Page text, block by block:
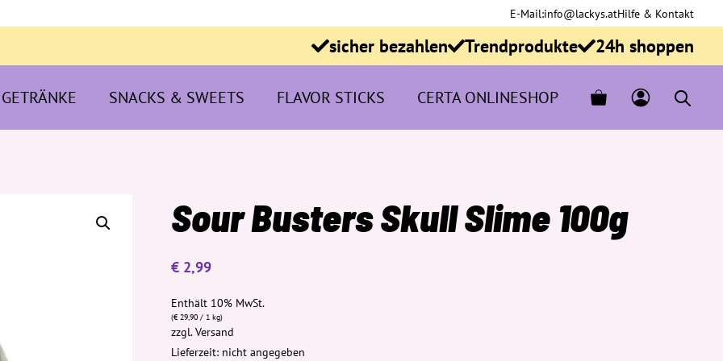
E-Mail:info@lackys.atHilfe & Kontakt
sicher bezahlen Trendprodukte 24h shoppen
GETRÄNKE SNACKS & SWEETS FLAVOR STICKS CERTA ONLINESHOP
Sour Busters Skull Slime 100g
€ 2,99
Enthält 10% MwSt.
(€29,90 / 1 kg)
zzgl.Versand
Lieferzeit: nicht angegeben